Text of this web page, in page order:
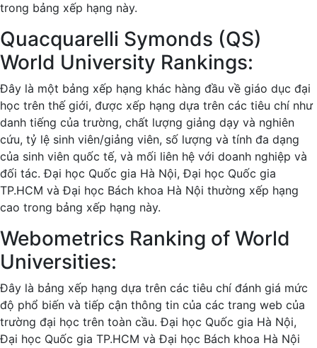
trong bảng xếp hạng này.
Quacquarelli Symonds (QS)
World University Rankings:
Đây là một bảng xếp hạng khác hàng đầu về giáo dục đại
học trên thế giới, được xếp hạng dựa trên các tiêu chí như
danh tiếng của trường, chất lượng giảng dạy và nghiên
cứu, tỷ lệ sinh viên/giảng viên, số lượng và tính đa dạng
của sinh viên quốc tế, và mối liên hệ với doanh nghiệp và
đối tác. Đại học Quốc gia Hà Nội, Đại học Quốc gia
TP.HCM và Đại học Bách khoa Hà Nội thường xếp hạng
cao trong bảng xếp hạng này.
Webometrics Ranking of World
Universities:
Đây là bảng xếp hạng dựa trên các tiêu chí đánh giá mức
độ phổ biến và tiếp cận thông tin của các trang web của
trường đại học trên toàn cầu. Đại học Quốc gia Hà Nội,
Đại học Quốc gia TP.HCM và Đại học Bách khoa Hà Nội